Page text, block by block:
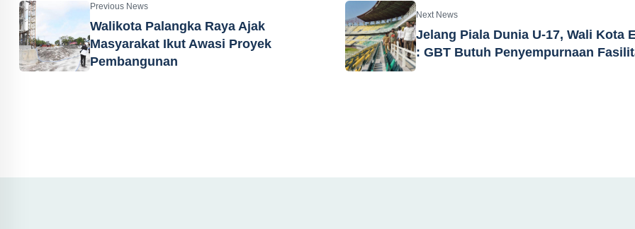
Previous News
Walikota Palangka Raya Ajak
Masyarakat Ikut Awasi Proyek
Pembangunan
Next News
Jelang Piala Dunia U-17, Wali Kota
: GBT Butuh Penyempurnaan